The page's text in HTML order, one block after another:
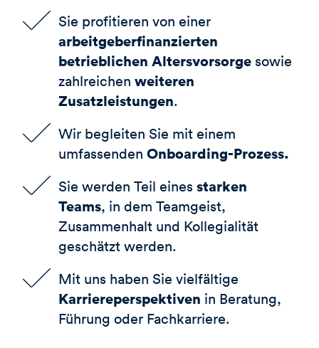
Sie profitieren von einer
arbeitgeberfinanzierten
betrieblichen Altersvorsorgesowie
zahlreichen weiteren
Zusatzleistungen.
Wir begleiten Sie mit einem
umfassenden Onboarding-Prozess.
Sie werden Teil eines starken
Teams, in dem Teamgeist,
Zusammenhalt und Kollegialität
geschätzt werden.
Mit uns haben Sie vielfältige
Karriereperspektiven in Beratung,
Führung oder Fachkarriere.